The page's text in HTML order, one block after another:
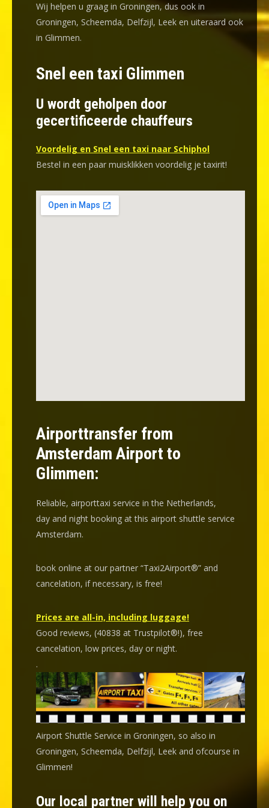
Wij helpen u graag in Groningen, dus ook in
Groningen, Scheemda, Delfzijl, Leek en uiteraard ook
in Glimmen.
Snel een taxi Glimmen
U wordt geholpen door
gecertificeerde chauffeurs
Voordelig en Snel een taxi naar Schiphol
Bestel in een paar muisklikken voordelig je taxirit!
Airporttransfer from
Amsterdam Airport to
Glimmen:
Reliable, airporttaxi service in the Netherlands,
day and night booking at this airport shuttle service
Amsterdam.
book online at our partner “Taxi2Airport®” and
cancelation, if necessary, is free!
Prices are all-in, including luggage!
Good reviews, (40838 at Trustpilot®!), free
cancelation, low prices, day or night.
.
Airport Shuttle Service in Groningen, so also in
Groningen, Scheemda, Delfzijl, Leek and ofcourse in
Glimmen!
Our local partner will help you on